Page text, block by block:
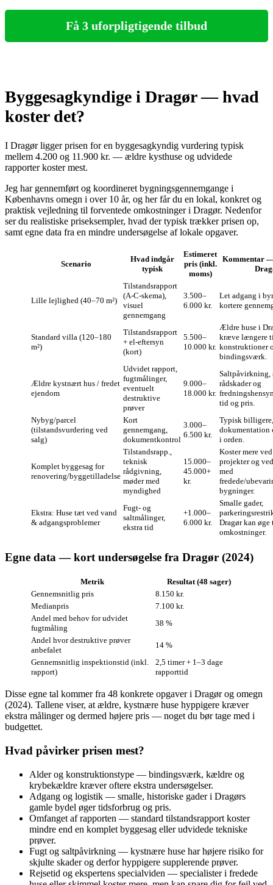
Få 3 uforpligtigende tilbud
Byggesagkyndige i Dragør — hvad
koster det?
I Dragør ligger prisen for en byggesagkyndig vurdering typisk
mellem 4.200 og 11.900 kr. — ældre kysthuse og udvidede
rapporter koster mest.
Jeg har gennemført og koordineret bygningsgennemgange i
Københavns omegn i over 10 år, og her får du en lokal, konkret og
praktisk vejledning til forventede omkostninger i Dragør. Nedenfor
ser du realistiske priseksempler, hvad der typisk trækker prisen op,
samt egne data fra en mindre undersøgelse af lokale opgaver.
Scenario
Hvad indgår
typisk
Estimeret
pris (inkl.
moms)
Kommentar
Lille lejlighed (40–70 m²)
Tilstandsrapport
(A‑C‑skema),
visuel
gennemgang
3.500–
6.000 kr.
Let adgang i
kortere
Standard villa (120–180
m²)
Tilstandsrapport
+ el-eftersyn
(kort)
5.500–
10.000 kr.
Ældre huse i
kræve længere
konstruktioner
bindingsværk.
Ældre kystnært hus / fredet
ejendom
Udvidet rapport,
fugtmålinger,
eventuelt
destruktive
prøver
9.000–
18.000 kr.
Saltpåvirkning,
rådskader og
tid og pris.
Nybyg/parcel
(tilstandsvurdering ved
salg)
Kort
gennemgang,
dokumentkontrol
3.000–
6.500 kr.
Typisk
dokumentation
i orden.
Komplet byggesag for
renovering/byggetilladelse
Tilstandsrapp.,
teknisk
rådgivning,
møder med
myndighed
15.000–
45.000+
kr.
Koster mere
projekter og
med
fredede/
bygninger.
Ekstra: Huse tæt ved vand
& adgangsproblemer
Fugt- og
saltmålinger,
ekstra tid
+1.000–
6.000 kr.
Smalle gader,
Dragør kan øge
omkostninger.
Egne data — kort undersøgelse fra Dragør (2024)
Metrik
Resultat (48 sager)
Gennemsnitlig pris
8.150 kr.
Medianpris
7.100 kr.
Andel med behov for udvidet
fugtmåling
38 %
Andel hvor destruktive prøver
anbefalet
14 %
Gennemsnitlig inspektionstid (inkl.
rapport)
2,5 timer + 1–3 dage
rapporttid
Disse egne tal kommer fra 48 konkrete opgaver i Dragør og omegn
(2024). Tallene viser, at ældre, kystnære huse hyppigere kræver
ekstra målinger og dermed højere pris — noget du bør tage med i
budgettet.
Hvad påvirker prisen mest?
Alder og konstruktionstype — bindingsværk, kældre og
krybekældre kræver oftere ekstra undersøgelser.
Adgang og logistik — smalle, historiske gader i Dragørs
gamle bydel øger tidsforbrug og pris.
Omfanget af rapporten — standard tilstandsrapport koster
mindre end en komplet byggesag eller udvidede tekniske
prøver.
Fugt og saltpåvirkning — kystnære huse har højere risiko for
skjulte skader og derfor hyppigere supplerende prøver.
Rejsetid og ekspertens specialviden — specialister i fredede